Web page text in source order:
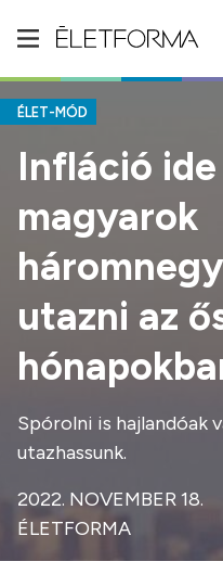
ÉLET-MÓD
Infláció
magyarok
utazni az
Spórolni is hajlandóak
utazhassunk.
2022. NOVEMBER 18.
ÉLETFORMA